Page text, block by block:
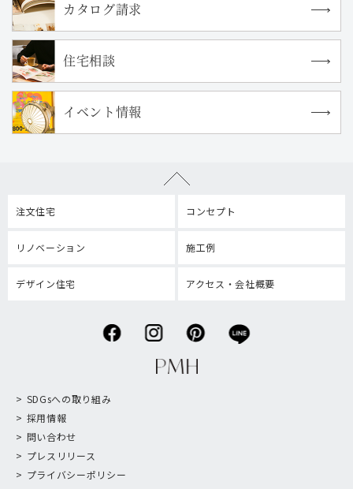
カタログ請求
住宅相談
イベント情報
注文住宅 コンセプト
リノベーション 施工例
デザイン住宅 アクセス・会社概要
SDGsへの取り組み
採用情報
問い合わせ
プレスリリース
プライバシーポリシー